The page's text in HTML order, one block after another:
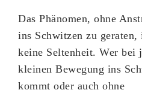
20 Jahre
Hilfe &
Mein
Das Phänomen, ohne
ins Schwitzen zu geraten,
keine Seltenheit. Wer bei
kleinen Bewegung ins
kommt oder auch ohne